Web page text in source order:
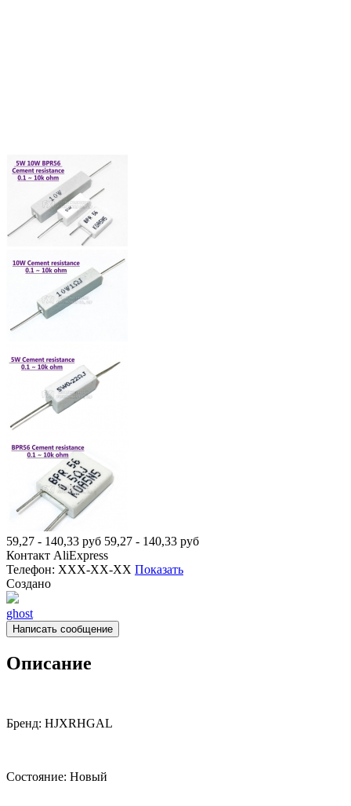
59,27 - 140,33 руб 59,27 - 140,33 руб
Контакт AliExpress
Телефон: XXX-XX-XX Показать
Создано
ghost
Написать сообщение
Описание
Бренд: HJXRHGAL
Состояние: Новый